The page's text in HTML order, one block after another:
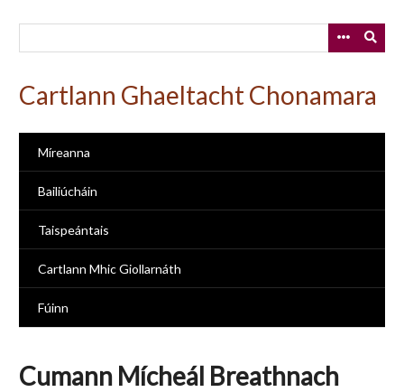
Cartlann Ghaeltacht Chonamara
Míreanna
Bailiúcháin
Taispeántais
Cartlann Mhic Giollarnáth
Fúinn
Cumann Mícheál Breathnach